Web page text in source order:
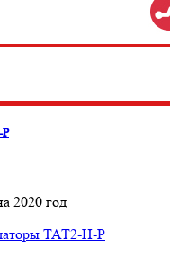
Р
2020 год